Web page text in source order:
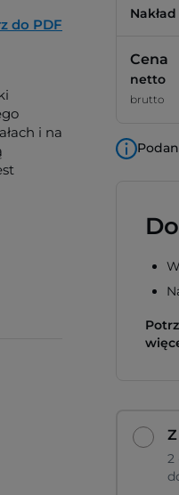
do PDF
i na
Nakład
Cena
netto
brutto
2